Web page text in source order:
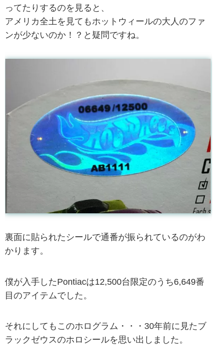
ってたりするのを見ると、
アメリカ全土を見てもホットウィールの大人のファ
ンが少ないのか！？と疑問ですね。
裏面に貼られたシールで通番が振られているのがわ
かります。
僕が入手したPontiacは12,500台限定のうち6,649番
目のアイテムでした。
それにしてもこのホログラム・・・30年前に見たブ
ラックゼウスのホロシールを思い出しました。